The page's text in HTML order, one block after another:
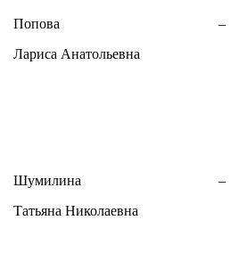
Попова
Лариса Анатольевна
–
Шумилина
Татьяна Николаевна
–